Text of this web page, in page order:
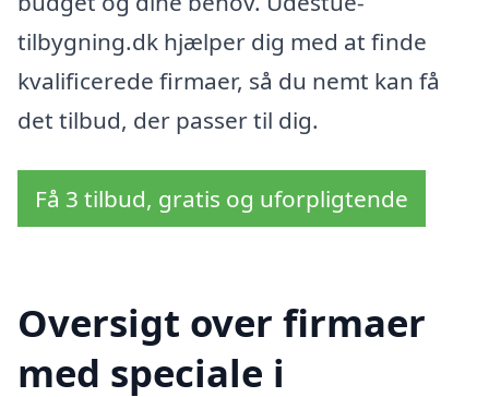
tilbygning.dk hjælper dig med at finde
kvalificerede firmaer, så du nemt kan få
det tilbud, der passer til dig.
Få 3 tilbud, gratis og uforpligtende
Oversigt over firmaer
med speciale i